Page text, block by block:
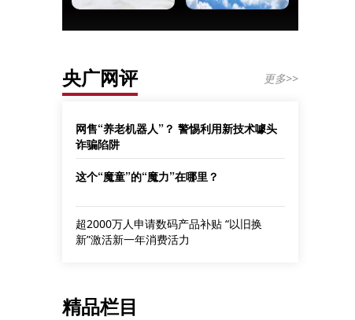
央广网评 更多>>
网售“养老机器人”？ 警惕利用新技术噱头
诈骗陷阱
这个“魔童”的“魔力”在哪里？
超2000万人申请数码产品补贴 “以旧换
新”激活新一年消费活力
精品栏目